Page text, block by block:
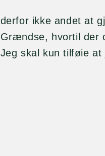
derfor ikke andet at
Grændse, hvortil der
Jeg skal kun tilføie